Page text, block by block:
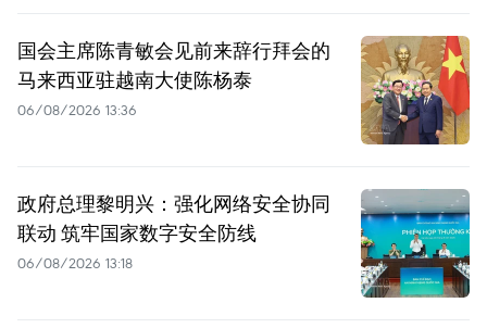
国会主席陈青敏会见前来辞行拜会的
马来西亚驻越南大使陈杨泰
06/08/2026 13:36
政府总理黎明兴：强化网络安全协同
联动 筑牢国家数字安全防线
06/08/2026 13:18